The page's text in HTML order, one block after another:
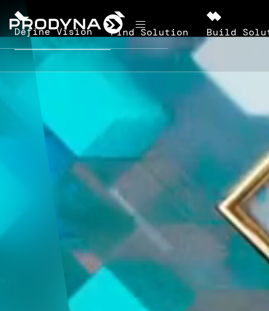
d
Define Vision Find Solution Build